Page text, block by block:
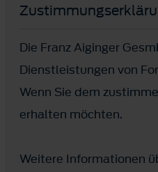
Die Franz Aiginger
Dienstleistungen von
Wenn Sie dem
erhalten möchten.
Weitere Informationen